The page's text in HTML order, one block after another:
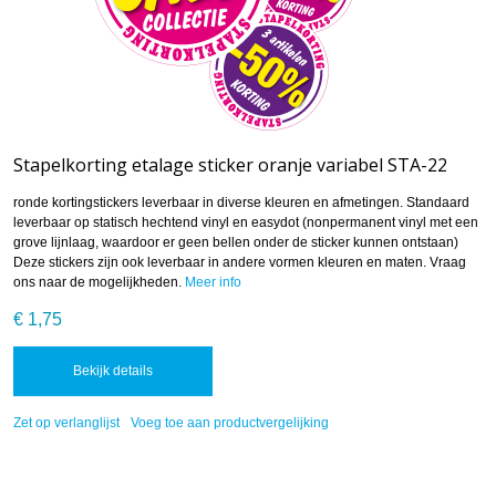
Stapelkorting etalage sticker oranje variabel STA-22
ronde kortingstickers leverbaar in diverse kleuren en afmetingen. Standaard
leverbaar op statisch hechtend vinyl en easydot (nonpermanent vinyl met een
grove lijnlaag, waardoor er geen bellen onder de sticker kunnen ontstaan)
Deze stickers zijn ook leverbaar in andere vormen kleuren en maten. Vraag
ons naar de mogelijkheden. Meer info
€ 1,75
Bekijk details
Zet op verlanglijst Voeg toe aan productvergelijking